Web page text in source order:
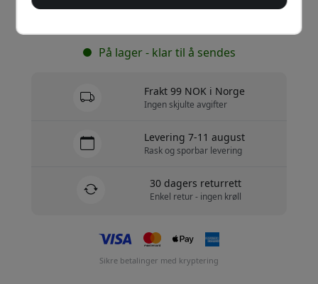
På lager - klar til å sendes
Frakt 99 NOK i Norge
Ingen skjulte avgifter
Levering 7-11 august
Rask og sporbar levering
30 dagers returrett
Enkel retur - ingen krøll
Sikre betalinger med kryptering